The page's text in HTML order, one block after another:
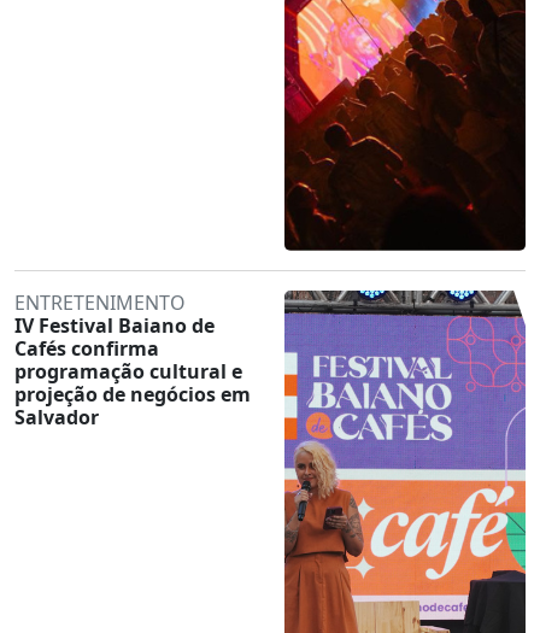
ENTRETENIMENTO
IV Festival Baiano de
Cafés confirma
programação cultural e
projeção de negócios em
Salvador